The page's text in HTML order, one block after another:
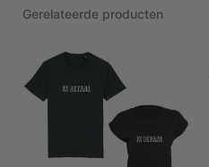
Gerelateerde producten